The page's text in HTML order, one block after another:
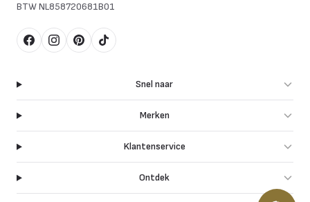
BTWNL858720681B01
FacebookInstagram
Pinterest
TikTok
Snel naar
Merken
Klantenservice
Ontdek